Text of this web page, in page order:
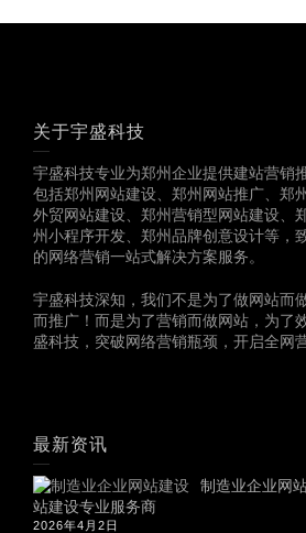
关于宇盛科技
宇盛科技专业为郑州企业提供建站营销
包括郑州网站建设、郑州网站推广、郑
外贸网站建设、郑州营销型网站建设、
州小程序开发、郑州品牌创意设计等，
的网络营销一站式解决方案服务。
宇盛科技深知，我们不是为了做网站而
而推广！而是为了营销而做网站，为了
盛科技，突破网络营销瓶颈，开启全网
最新资讯
制造业企业网
站建设专业服务商
2026年4月2日